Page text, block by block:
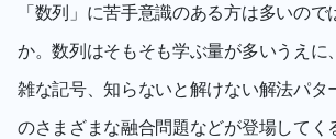
「数列」に苦手意識のある方は多いので
か。数列はそもそも学ぶ量が多いうえに
雑な記号、知らないと解けない解法パタ
のさまざまな融合問題などが登場してく